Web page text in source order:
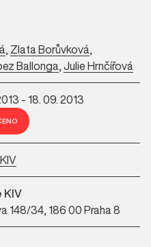
, Zlata Borůvková,
Ballonga,Julie Hrnčířová
- 18. 09. 2013
KIV
148/34, 186 00 Praha 8